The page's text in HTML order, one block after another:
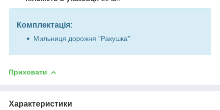
Комплектація:
Мильниця дорожня "Ракушка"
Приховати
Характеристики